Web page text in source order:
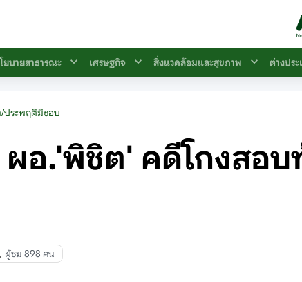
ยบายสาธารณะ เศรษฐกิจ สิ่งแวดล้อมและสุขภาพ ต่างปร
ประพฤติมิชอบ
ผอ.'พิชิต' คดีโกงสอ
ผู้ชม 898 คน